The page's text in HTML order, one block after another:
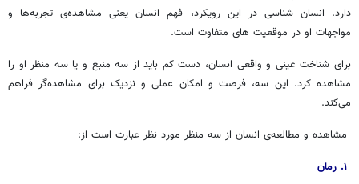
دارد. انسان شناسی در این رویکرد، فهم انسان یعنی مشاهده‌ی تجربه‌ها و
مواجهات او در موقعیت های متفاوت است.
برای شناخت عینی و واقعی انسان، دست کم باید از سه منبع و یا سه منظر او را
مشاهده کرد. این سه، فرصت و امکان عملی و نزدیک برای مشاهده‌گر فراهم
می‌کند.
مشاهده و مطالعه‌ی انسان از سه منظر مورد نظر عبارت است از: